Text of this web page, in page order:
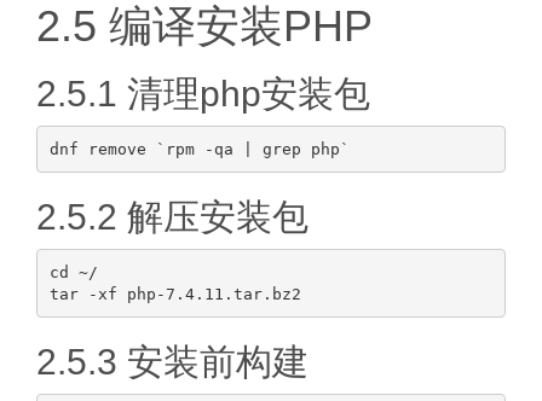
2.5 编译安装PHP
2.5.1 清理php安装包
2.5.2 解压安装包
cd ~/
2.5.3 安装前构建